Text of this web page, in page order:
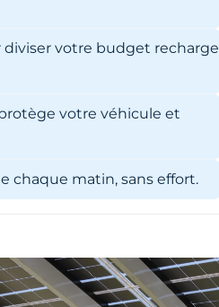
diviser votre budget recharge
votre véhicule et
chaque matin, sans effort.